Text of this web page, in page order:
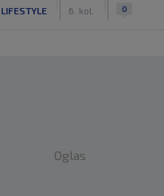
LIFESTYLE 6. kol. 0
Oglas